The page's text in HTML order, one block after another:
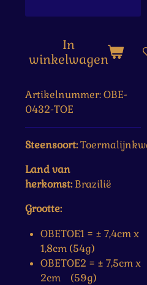
In
winkelwagen
Artikelnummer:OBE-
0432-TOE
Steensoort:
Land van
herkomst: Brazilië
Grootte:
OBETOE1 = ± 7,4cm x
1,8cm (54g)
OBETOE2 = ± 7,5cm x
2cm (59g)